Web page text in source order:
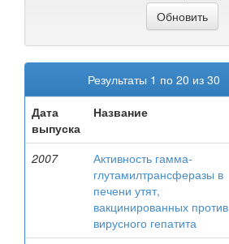
Результаты 1 по 20 из 30
Дата
выпуска
Название
2007
Активность гамма-
глутамилтрансферазы в
печени утят,
вакцинированных против
вирусного гепатита